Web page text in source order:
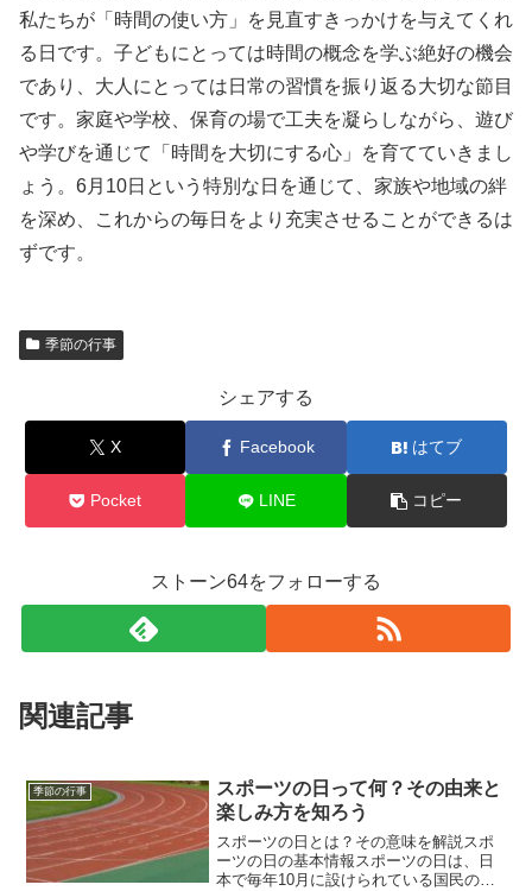
私たちが「時間の使い方」を見直すきっかけを与えてくれ
る日です。子どもにとっては時間の概念を学ぶ絶好の機会
であり、大人にとっては日常の習慣を振り返る大切な節目
です。家庭や学校、保育の場で工夫を凝らしながら、遊び
や学びを通じて「時間を大切にする心」を育てていきまし
ょう。6月10日という特別な日を通じて、家族や地域の絆
を深め、これからの毎日をより充実させることができるは
ずです。
季節の行事
シェアする
X Facebook はてブ
Pocket LINE コピー
ストーン64をフォローする
関連記事
季節の行事
スポーツの日って何？その由来と
楽しみ方を知ろう
スポーツの日とは？その意味を解説スポ
ーツの日の基本情報スポーツの日は、日
本で毎年10月に設けられている国民の祝